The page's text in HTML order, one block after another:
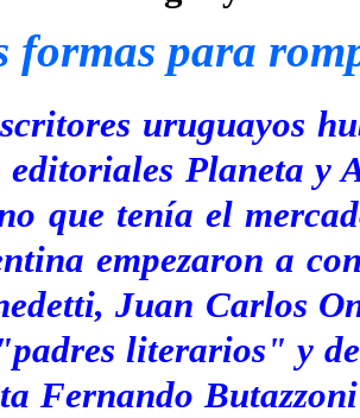
formas para
uruguayos
editoriales Planeta y
que tenía el
empezaron a
Juan Carlos
literarios" y
Fernando